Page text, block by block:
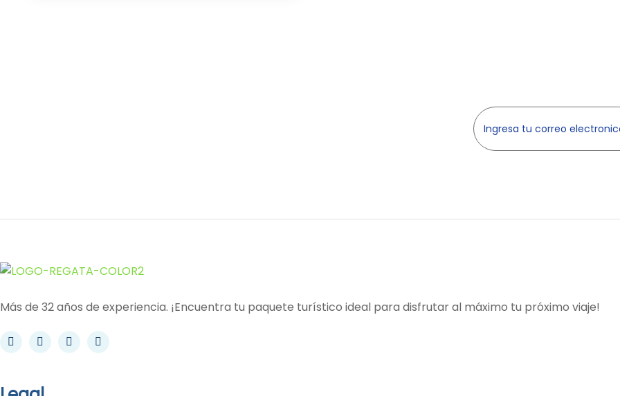
Más de 32 años de experiencia. ¡Encuentra tu paquete turístico ideal para disfrutar al máximo tu próximo viaje!